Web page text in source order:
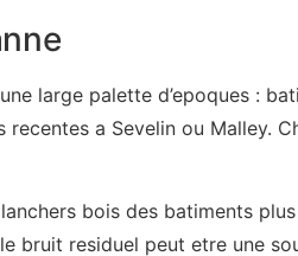
large palette d’epoques :
a Sevelin ou Malley.
bois des batiments
bruit residuel peut etre une